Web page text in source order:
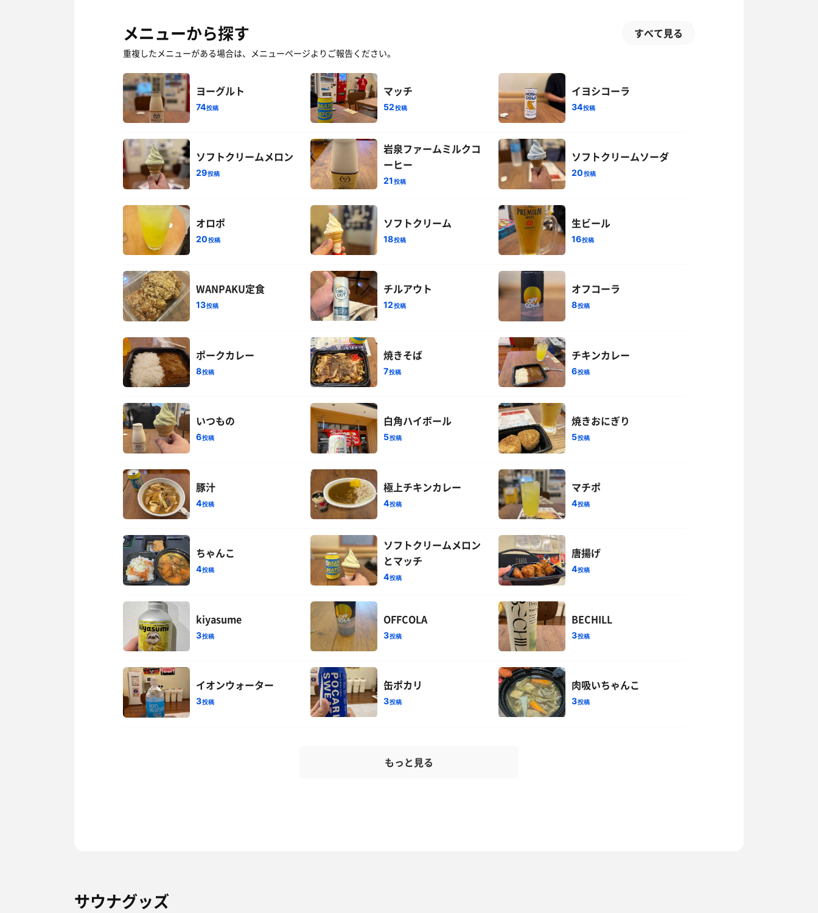
メニューから探す すべて見る
重複したメニューがある場合は、メニューページよりご報告ください。
ヨーグルト
74投稿
マッチ
52投稿
イヨシコーラ
34投稿
ソフトクリームメロン
29投稿
岩泉ファームミルクコ
ーヒー
21投稿
ソフトクリームソーダ
20投稿
オロポ
20投稿
ソフトクリーム
18投稿
生ビール
16投稿
WANPAKU定食
13投稿
チルアウト
12投稿
オフコーラ
8投稿
ポークカレー
8投稿
焼きそば
7投稿
チキンカレー
6投稿
いつもの
6投稿
白角ハイボール
5投稿
焼きおにぎり
5投稿
豚汁
4投稿
極上チキンカレー
4投稿
マチポ
4投稿
ちゃんこ
4投稿
ソフトクリームメロン
とマッチ
4投稿
唐揚げ
4投稿
kiyasume
3投稿
OFFCOLA
3投稿
BECHILL
3投稿
イオンウォーター
3投稿
缶ポカリ
3投稿
肉吸いちゃんこ
3投稿
もっと見る
サウナグッズ